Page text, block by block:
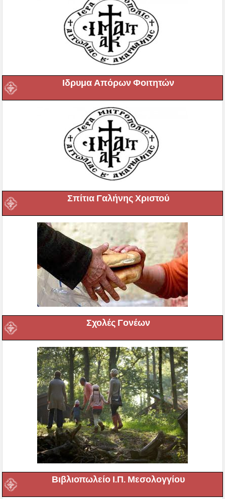
Ιδρυμα Απόρων Φοιτητών
Σπίτια Γαλήνης Χριστού
Σχολές Γονέων
Βιβλιοπωλείο Ι.Π. Μεσολογγίου